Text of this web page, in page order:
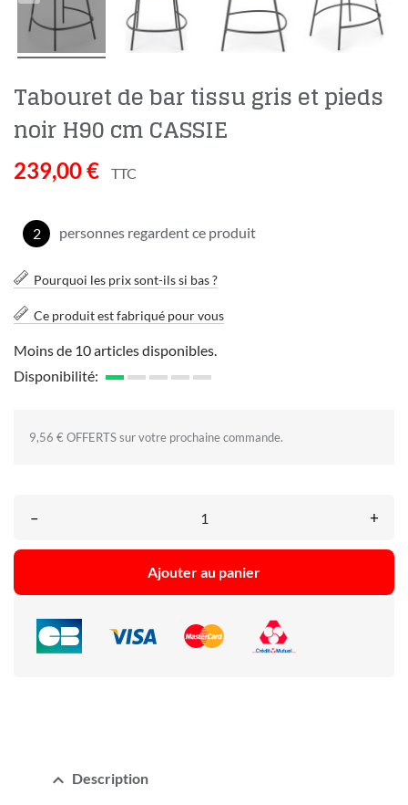
Tabouret de bar tissu gris et pieds
noir H90 cm CASSIE
239,00 € TTC
2 personnes regardent ce produit
Pourquoi les prix sont-ils si bas ?
Ce produit est fabriqué pour vous
Moins de 10 articles disponibles.
Disponibilité:
9,56 € OFFERTS sur votre prochaine commande.
– +
Ajouter au panier
expand_less Description